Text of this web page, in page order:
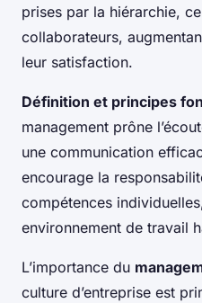
prises par la hiérarchie,
collaborateurs,
leur satisfaction.
Définition et principes
management prône
une communication
encourage la
compétences
environnement de travail
L’importance du
culture d’entreprise est